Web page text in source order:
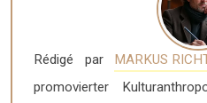
Rédigé par MARKUS
promovierter